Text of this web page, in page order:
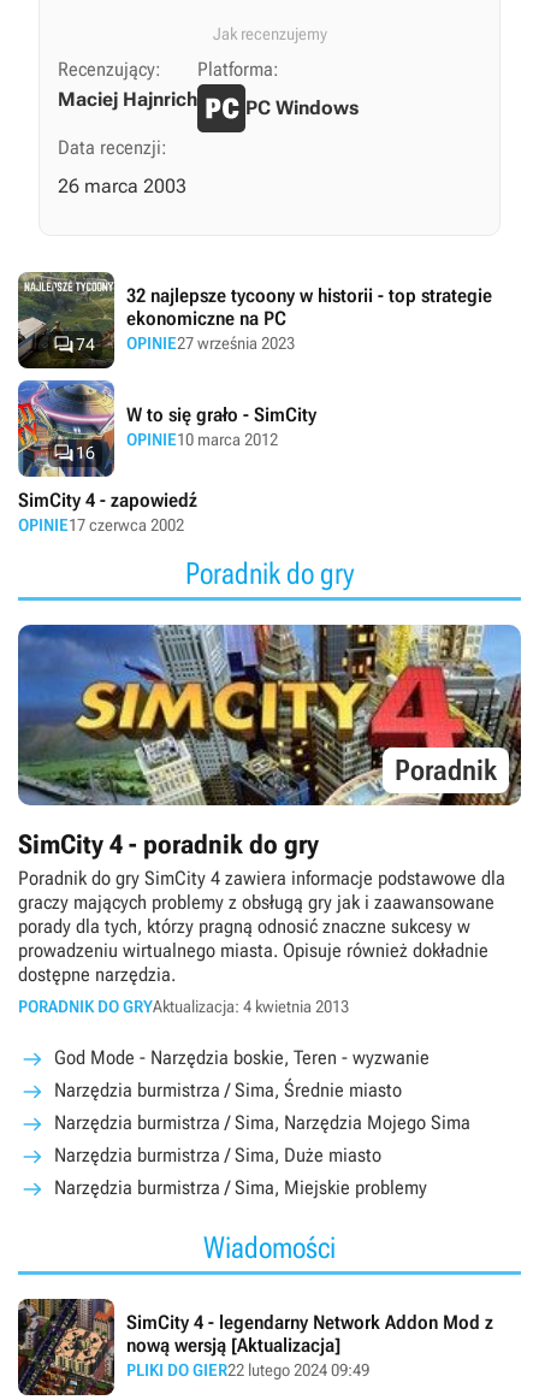
Jak recenzujemy
Recenzujący:
Maciej Hajnrich
Platforma:
PC Windows
Data recenzji:
26 marca 2003
74
32 najlepsze tycoony w historii - top strategie
ekonomiczne na PC
OPINIE27 września 2023
16
W to się grało - SimCity
OPINIE10 marca 2012
SimCity 4 - zapowiedź
OPINIE17 czerwca 2002
Poradnik do gry
Poradnik
SimCity 4 - poradnik do gry
Poradnik do gry SimCity 4 zawiera informacje podstawowe dla
graczy mających problemy z obsługą gry jak i zaawansowane
porady dla tych, którzy pragną odnosić znaczne sukcesy w
prowadzeniu wirtualnego miasta. Opisuje również dokładnie
dostępne narzędzia.
PORADNIK DO GRYAktualizacja: 4 kwietnia 2013
God Mode - Narzędzia boskie, Teren - wyzwanie
Narzędzia burmistrza / Sima, Średnie miasto
Narzędzia burmistrza / Sima, Narzędzia Mojego Sima
Narzędzia burmistrza / Sima, Duże miasto
Narzędzia burmistrza / Sima, Miejskie problemy
Wiadomości
SimCity 4 - legendarny Network Addon Mod z
nową wersją [Aktualizacja]
PLIKI DO GIER22 lutego 2024 09:49